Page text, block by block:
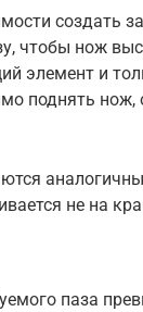
создать
чтобы нож
элемент и
поднять
не на
паза